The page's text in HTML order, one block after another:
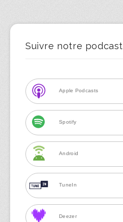
Suivre notre podcast
Apple Podcasts
Spotify
Android
TuneIn
Deezer